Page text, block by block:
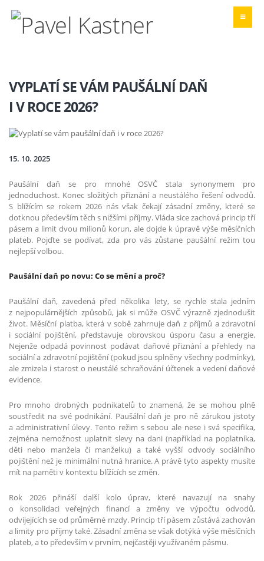
VYPLATÍ SE VÁM PAUŠÁLNÍ DAŇ
I V ROCE 2026?
15. 10. 2025
Paušální daň se pro mnohé OSVČ stala synonymem pro
jednoduchost. Konec složitých přiznání a neustálého řešení odvodů.
S blížícím se rokem 2026 nás však čekají zásadní změny, které se
dotknou především těch s nižšími příjmy. Vláda sice zachová princip tří
pásem a limit dvou milionů korun, ale dojde k úpravě výše měsíčních
plateb. Pojďte se podívat, zda pro vás zůstane paušální režim tou
nejlepší volbou.
Paušální daň po novu: Co se mění a proč?
Paušální daň, zavedená před několika lety, se rychle stala jedním
z nejpopulárnějších způsobů, jak si může OSVČ výrazně zjednodušit
život. Měsíční platba, která v sobě zahrnuje daň z příjmů a zdravotní
i sociální pojištění, představuje obrovskou úsporu času a energie.
Nejenže odpadá povinnost podávat daňové přiznání a přehledy na
sociální a zdravotní pojištění (pokud jsou splněny všechny podmínky),
ale zmizela i starost o neustálé schraňování účtenek a vedení daňové
evidence.
Pro mnoho drobných podnikatelů to znamená, že se mohou plně
soustředit na své podnikání. Paušální daň je pro ně zárukou jistoty
a administrativní úlevy. Tento režim s sebou ale nese i svá specifika,
zejména nemožnost uplatnit slevy na dani (například na poplatníka,
děti nebo manžela či manželku) a také vyšší odvody sociálního
pojištění než je minimální nutná hranice. A právě tyto aspekty musíte
mít na paměti v kontextu blížících se změn.
Rok 2026 přináší další kolo úprav, které navazují na snahy
o konsolidaci veřejných financí a změny ve výpočtu odvodů,
odvíjejících se od průměrné mzdy. Princip tří pásem zůstává zachován
a limity pro příjmy také. Zásadní změna se však dotýká výše měsíčních
plateb, a to především v prvním, nejčastěji využívaném pásmu.